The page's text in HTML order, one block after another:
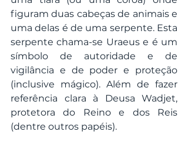
figuram duas cabeças de animais e
uma delas é de uma serpente. Esta
serpente chama-se Uraeus e é um
símbolo de autoridade e de
vigilância e de poder e proteção
(inclusive mágico). Além de fazer
referência clara à Deusa Wadjet,
protetora do Reino e dos Reis
(dentre outros papéis).